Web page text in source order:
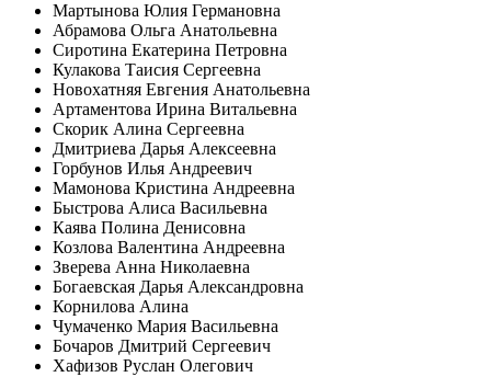
Мартынова Юлия Германовна
Абрамова Ольга Анатольевна
Сиротина Екатерина Петровна
Кулакова Таисия Сергеевна
Новохатняя Евгения Анатольевна
Артаментова Ирина Витальевна
Скорик Алина Сергеевна
Дмитриева Дарья Алексеевна
Горбунов Илья Андреевич
Мамонова Кристина Андреевна
Быстрова Алиса Васильевна
Каява Полина Денисовна
Козлова Валентина Андреевна
Зверева Анна Николаевна
Богаевская Дарья Александровна
Корнилова Алина
Чумаченко Мария Васильевна
Бочаров Дмитрий Сергеевич
Хафизов Руслан Олегович